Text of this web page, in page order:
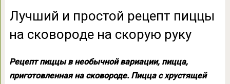
Лучший и простой рецепт пиццы
на сковороде на скорую руку
Рецепт пиццы в необычной вариации, пицца,
приготовленная на сковороде. Пицца с хрустящей